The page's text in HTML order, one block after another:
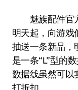
魅族配件官方
明天起，向游戏
抽送一条新品，
是一条“L”型的
数据线虽然可以